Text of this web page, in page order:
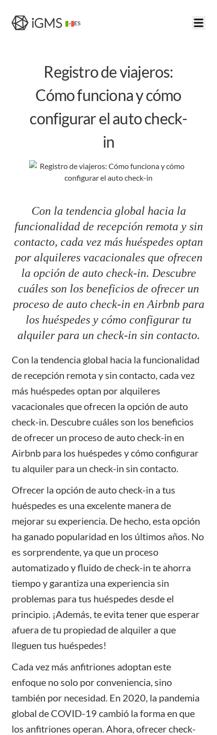
ES
Registro de viajeros:
Cómo funciona y cómo
configurar el auto check-
in
Con la tendencia global hacia la
funcionalidad de recepción remota y sin
contacto, cada vez más huéspedes optan
por alquileres vacacionales que ofrecen
la opción de auto check-in. Descubre
cuáles son los beneficios de ofrecer un
proceso de auto check-in en Airbnb para
los huéspedes y cómo configurar tu
alquiler para un check-in sin contacto.
Con la tendencia global hacia la funcionalidad
de recepción remota y sin contacto, cada vez
más huéspedes optan por alquileres
vacacionales que ofrecen la opción de auto
check-in. Descubre cuáles son los beneficios
de ofrecer un proceso de auto check-in en
Airbnb para los huéspedes y cómo configurar
tu alquiler para un check-in sin contacto.
Ofrecer la opción de auto check-in a tus
huéspedes es una excelente manera de
mejorar su experiencia. De hecho, esta opción
ha ganado popularidad en los últimos años. No
es sorprendente, ya que un proceso
automatizado y fluido de check-in te ahorra
tiempo y garantiza una experiencia sin
problemas para tus huéspedes desde el
principio. ¡Además, te evita tener que esperar
afuera de tu propiedad de alquiler a que
lleguen tus huéspedes!
Cada vez más anfitriones adoptan este
enfoque no solo por conveniencia, sino
también por necesidad. En 2020, la pandemia
global de COVID-19 cambió la forma en que
los anfitriones operan. Ahora, ofrecer check-